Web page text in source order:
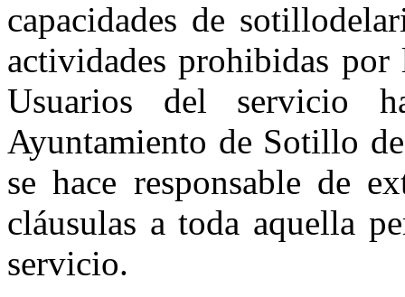
capacidades de
actividades prohibidas
Usuarios del servicio
Ayuntamiento de Sotillo
se hace responsable de
cláusulas a toda aquella
servicio.